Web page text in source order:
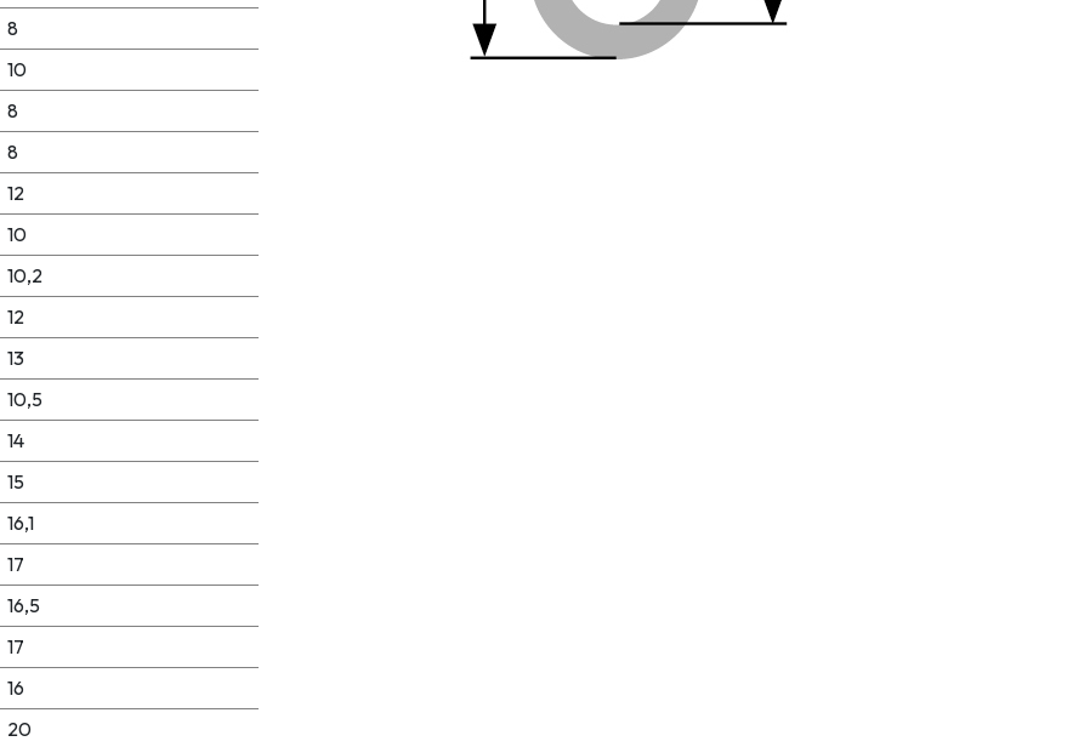
8
10
8
8
12
10
10,2
12
13
10,5
14
15
16,1
17
16,5
17
16
20